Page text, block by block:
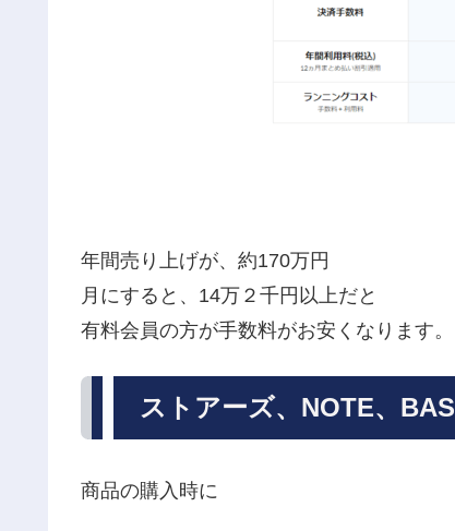
年間売り上げが、約170万円
月にすると、14万２千円以上だと
有料会員の方が手数料がお安くなります。
ストアーズ、NOTE、
商品の購入時に